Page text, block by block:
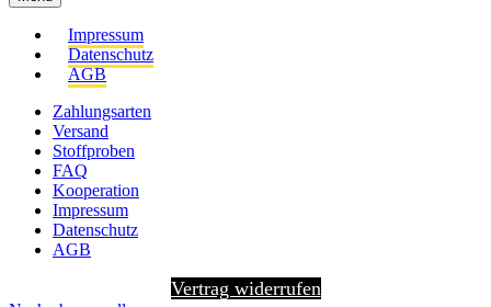
Impressum
Datenschutz
AGB
Zahlungsarten
Versand
Stoffproben
FAQ
Kooperation
Impressum
Datenschutz
AGB
Vertrag widerrufen